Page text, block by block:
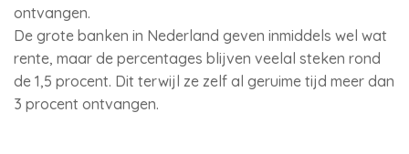
ontvangen.
De grote banken in Nederland geven inmiddels wel wat
rente, maar de percentages blijven veelal steken rond
de 1,5 procent. Dit terwijl ze zelf al geruime tijd meer dan
3 procent ontvangen.